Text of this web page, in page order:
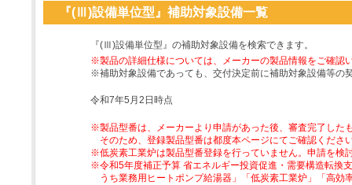
『(Ⅲ)設備単位型』補助対象設備一覧
『(Ⅲ)設備単位型』の補助対象設備を検索できます。
※製品の詳細仕様については、メーカーの製品情報をご確認
※補助対象設備であっても、交付決定前に補助対象設備等の
令和7年5月2日時点
※製品型番は、メーカーより申請があった後、審査完了した
そのため、登録製品型番は都度本ページにてご確認くださ
※低炭素工業炉は製品型番登録を行っていません。申請を検
※令和5年度補正予算 省エネルギー投資促進・需要構造転換
うち業務用ヒートポンプ給湯器」「低炭素工業炉」「高